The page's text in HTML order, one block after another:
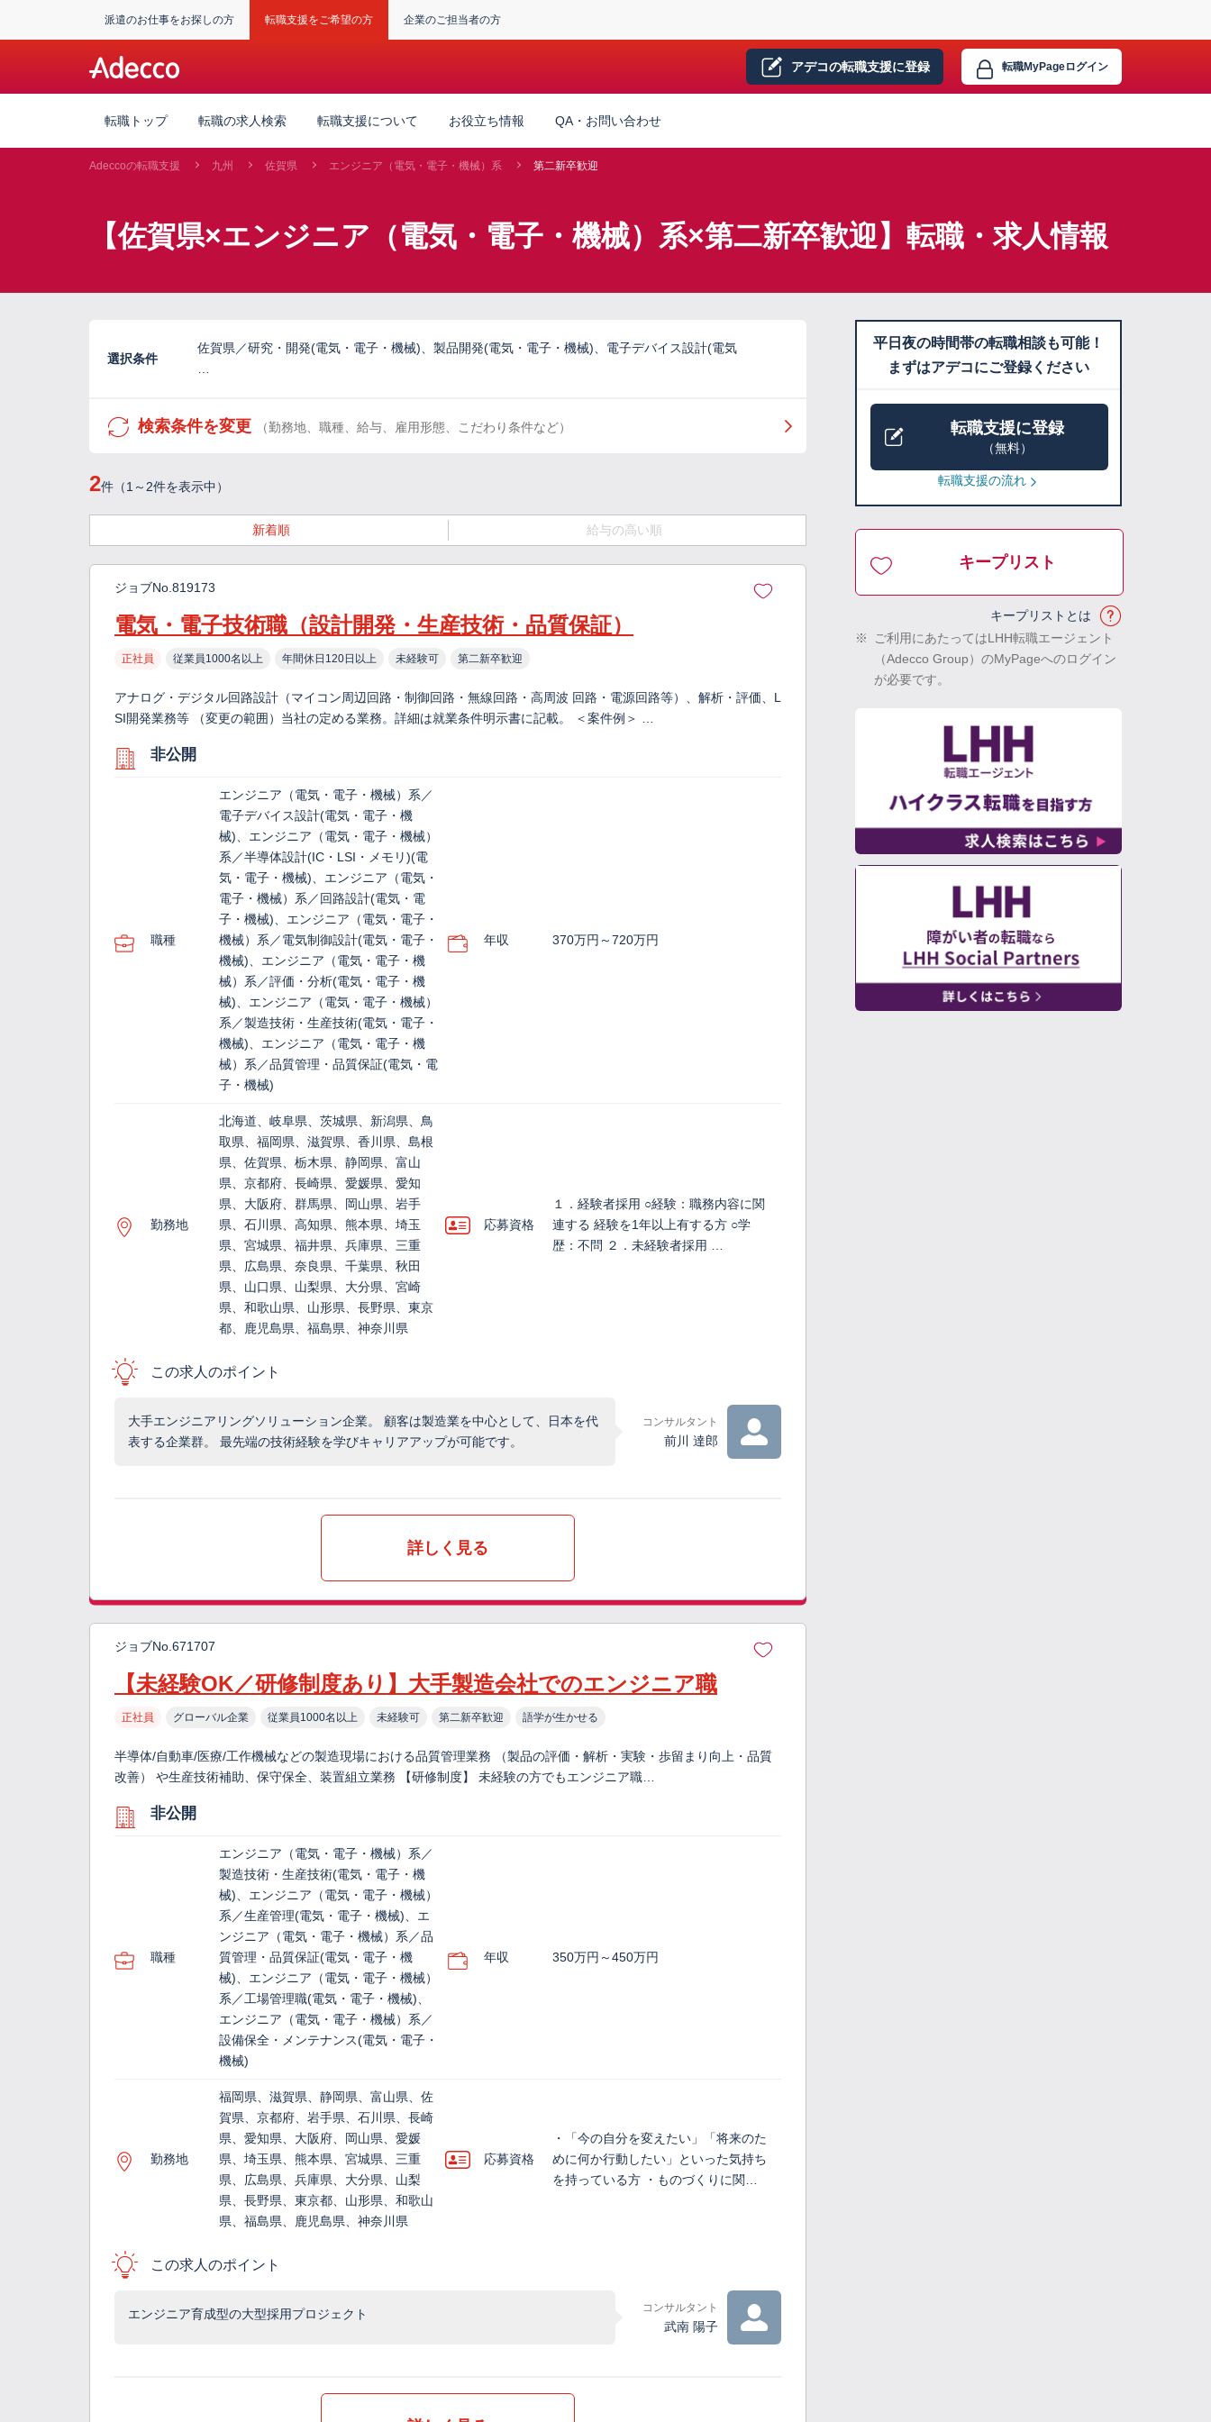
派遣のお仕事をお探しの方 転職支援をご希望の方 企業のご担当者の方
アデコの転職支援に登録 転職MyPageログイン
転職トップ 転職の求人検索 転職支援について お役立ち情報 QA・お問い合わせ
Adeccoの転職支援 九州 佐賀県 エンジニア（電気・電子・機械）系 第二新卒歓迎
【佐賀県×エンジニア（電気・電子・機械）系×第二新卒歓迎】転職・求人情報
選択条件
佐賀県／研究・開発(電気・電子・機械)、製品開発(電気・電子・機械)、電子デバイス設計(電気
検索条件を変更 （勤務地、職種、給与、雇用形態、こだわり条件など）
2件（1～2件を表示中）
新着順 給与の高い順
ジョブNo.819173
電気・電子技術職（設計開発・生産技術・品質保証）
正社員 従業員1000名以上 年間休日120日以上 未経験可 第二新卒歓迎
アナログ・デジタル回路設計（マイコン周辺回路・制御回路・無線回路・高周波 回路・電源回路等）、解析・評価、L
SI開発業務等 （変更の範囲）当社の定める業務。詳細は就業条件明示書に記載。 ＜案件例＞ …
非公開
職種
エンジニア（電気・電子・機械）系／
電子デバイス設計(電気・電子・機
械)、エンジニア（電気・電子・機械）
系／半導体設計(IC・LSI・メモリ)(電
気・電子・機械)、エンジニア（電気・
電子・機械）系／回路設計(電気・電
子・機械)、エンジニア（電気・電子・
機械）系／電気制御設計(電気・電子・
機械)、エンジニア（電気・電子・機
械）系／評価・分析(電気・電子・機
械)、エンジニア（電気・電子・機械）
系／製造技術・生産技術(電気・電子・
機械)、エンジニア（電気・電子・機
械）系／品質管理・品質保証(電気・電
子・機械)
年収 370万円～720万円
勤務地
北海道、岐阜県、茨城県、新潟県、鳥
取県、福岡県、滋賀県、香川県、島根
県、佐賀県、栃木県、静岡県、富山
県、京都府、長崎県、愛媛県、愛知
県、大阪府、群馬県、岡山県、岩手
県、石川県、高知県、熊本県、埼玉
県、宮城県、福井県、兵庫県、三重
県、広島県、奈良県、千葉県、秋田
県、山口県、山梨県、大分県、宮崎
県、和歌山県、山形県、長野県、東京
都、鹿児島県、福島県、神奈川県
応募資格
１．経験者採用 ○経験：職務内容に関
連する 経験を1年以上有する方 ○学
歴：不問 ２．未経験者採用 …
この求人のポイント
大手エンジニアリングソリューション企業。 顧客は製造業を中心として、日本を代
表する企業群。 最先端の技術経験を学びキャリアアップが可能です。
コンサルタント
前川 達郎
詳しく見る
ジョブNo.671707
【未経験OK／研修制度あり】大手製造会社でのエンジニア職
正社員 グローバル企業 従業員1000名以上 未経験可 第二新卒歓迎 語学が生かせる
半導体/自動車/医療/工作機械などの製造現場における品質管理業務 （製品の評価・解析・実験・歩留まり向上・品質
改善） や生産技術補助、保守保全、装置組立業務 【研修制度】 未経験の方でもエンジニア職…
非公開
職種
エンジニア（電気・電子・機械）系／
製造技術・生産技術(電気・電子・機
械)、エンジニア（電気・電子・機械）
系／生産管理(電気・電子・機械)、エ
ンジニア（電気・電子・機械）系／品
質管理・品質保証(電気・電子・機
械)、エンジニア（電気・電子・機械）
系／工場管理職(電気・電子・機械)、
エンジニア（電気・電子・機械）系／
設備保全・メンテナンス(電気・電子・
機械)
年収 350万円～450万円
勤務地
福岡県、滋賀県、静岡県、富山県、佐
賀県、京都府、岩手県、石川県、長崎
県、愛知県、大阪府、岡山県、愛媛
県、埼玉県、熊本県、宮城県、三重
県、広島県、兵庫県、大分県、山梨
県、長野県、東京都、山形県、和歌山
県、福島県、鹿児島県、神奈川県
応募資格
・「今の自分を変えたい」「将来のた
めに何か行動したい」といった気持ち
を持っている方 ・ものづくりに関…
この求人のポイント
エンジニア育成型の大型採用プロジェクト コンサルタント
武南 陽子
平日夜の時間帯の転職相談も可能！
まずはアデコにご登録ください
転職支援に登録
（無料）
転職支援の流れ
キープリスト
キープリストとは
※
ご利用にあたってはLHH転職エージェント
（Adecco Group）のMyPageへのログイン
が必要です。